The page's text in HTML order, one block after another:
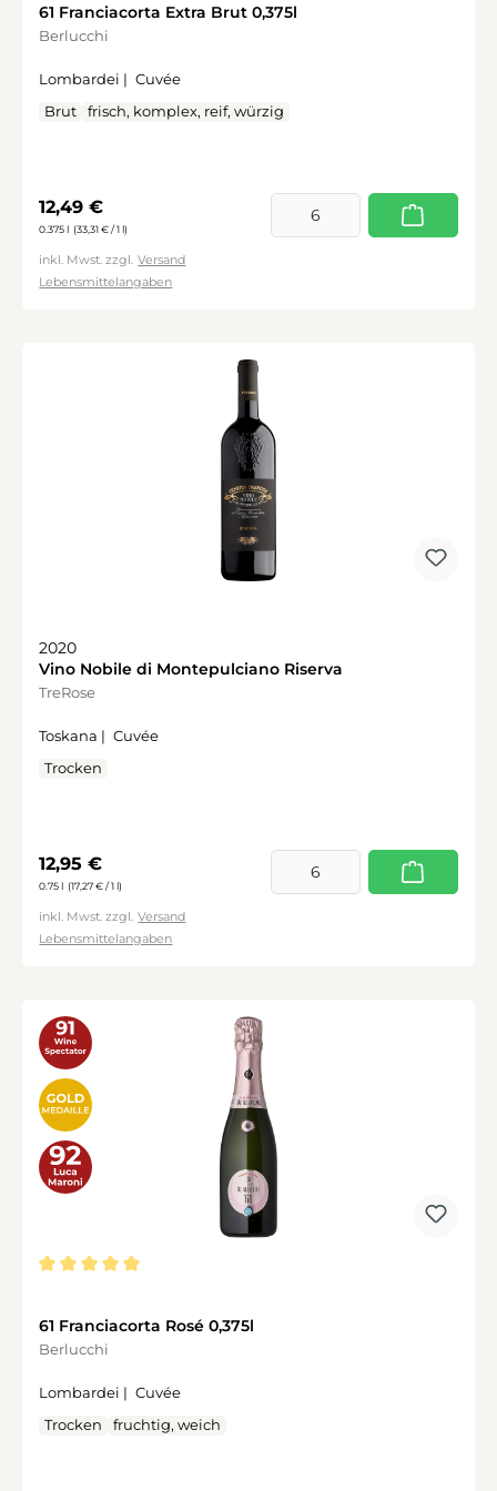
61 Franciacorta Extra Brut 0,375l
Berlucchi
Lombardei | Cuvée
Brut
frisch, komplex, reif, würzig
Regulärer Preis:
12,49 €
0.375 l (33,31 € / 1 l)
inkl. Mwst. zzgl. Versand
Lebensmittelangaben
2020
Vino Nobile di Montepulciano Riserva
TreRose
Toskana | Cuvée
Trocken
Regulärer Preis:
12,95 €
0.75 l (17,27 € / 1 l)
inkl. Mwst. zzgl. Versand
Lebensmittelangaben
61 Franciacorta Rosé 0,375l
Berlucchi
Lombardei | Cuvée
Trocken
fruchtig, weich